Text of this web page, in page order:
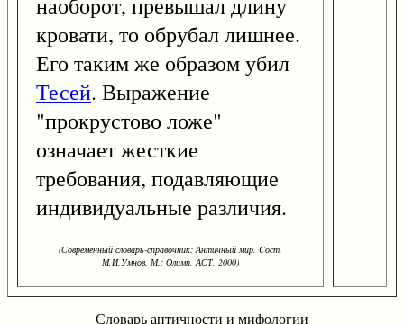
наоборот, превышал длину
кровати, то обрубал лишнее.
Его таким же образом убил
Тесей. Выражение
"прокрустово ложе"
означает жесткие
требования, подавляющие
индивидуальные различия.
(Современный словарь-справочник: Античный мир. Cост.
М.И.Умнов. М.: Олимп, АСТ, 2000)
Словарь античности и мифологии